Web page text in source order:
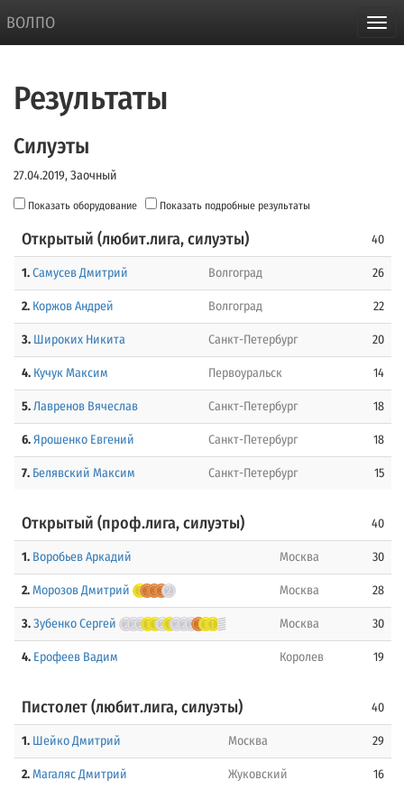
ВОЛПО
Результаты
Силуэты
27.04.2019, Заочный
Показать оборудование Показать подробные результаты
Открытый (любит.лига, силуэты) 40
1.Самусев Дмитрий Волгоград 26
2. Коржов Андрей Волгоград 22
3. Широких Никита Санкт-Петербург 20
4. Кучук Максим Первоуральск 14
5.Лавренов Вячеслав Санкт-Петербург 18
6.Ярошенко Евгений Санкт-Петербург 18
7. Белявский Максим Санкт-Петербург 15
Открытый (проф.лига, силуэты) 40
1. Воробьев Аркадий Москва 30
2.Морозов Дмитрий Москва 28
3.Зубенко Сергей Москва 30
4. Ерофеев Вадим Королев 19
Пистолет (любит.лига, силуэты) 40
1. Шейко Дмитрий Москва 29
2.Магаляс Дмитрий Жуковский 16